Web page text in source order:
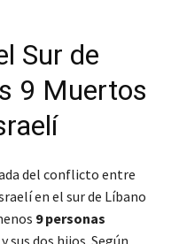
Sur de
9 Muertos
del conflicto entre
en el sur de Líbano
9 personas